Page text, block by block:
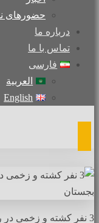
حضورهای
درباره ما
تماس با ما
فارسی
العربية
English
3 نفر کشته و زخمی